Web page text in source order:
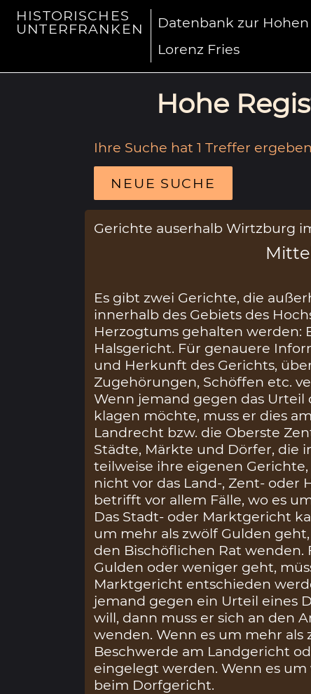
HISTORISCHES
UNTERFRANKEN
Datenbank zur
Lorenz Fries
Hohe
Ihre Suche hat 1 Treffer
NEUE SUCHE
Gerichte auserhalb Wirtzburg
Es gibt zwei Gerichte, die
innerhalb des Gebiets des
Herzogtums gehalten werden:
Halsgericht. Für genauere
und Herkunft des Gerichts,
Zugehörungen, Schöffen etc.
Wenn jemand gegen das Urteil
klagen möchte, muss er dies
Landrecht bzw. die Oberste
Städte, Märkte und Dörfer, die
teilweise ihre eigenen
nicht vor das Land-, Zent- oder
betrifft vor allem Fälle, wo es
Das Stadt- oder Marktgericht
um mehr als zwölf Gulden
den Bischöflichen Rat wenden.
Gulden oder weniger geht,
Marktgericht entschieden
jemand gegen ein Urteil eines
will, dann muss er sich an den
wenden. Wenn es um mehr als
Beschwerde am Landgericht
eingelegt werden. Wenn es
beim Dorfgericht.